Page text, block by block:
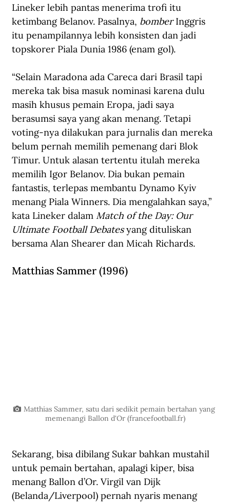
Lineker lebih pantas menerima trofi itu
ketimbang Belanov. Pasalnya, bomber Inggris
itu penampilannya lebih konsisten dan jadi
topskorer Piala Dunia 1986 (enam gol).
“Selain Maradona ada Careca dari Brasil tapi
mereka tak bisa masuk nominasi karena dulu
masih khusus pemain Eropa, jadi saya
berasumsi saya yang akan menang. Tetapi
voting-nya dilakukan para jurnalis dan mereka
belum pernah memilih pemenang dari Blok
Timur. Untuk alasan tertentu itulah mereka
memilih Igor Belanov. Dia bukan pemain
fantastis, terlepas membantu Dynamo Kyiv
menang Piala Winners. Dia mengalahkan saya,”
kata Lineker dalam Match of the Day: Our
Ultimate Football Debates yang dituliskan
bersama Alan Shearer dan Micah Richards.
Matthias Sammer (1996)
Matthias Sammer, satu dari sedikit pemain bertahan yang
memenangi Ballon d'Or (francefootball.fr)
Sekarang, bisa dibilang Sukar bahkan mustahil
untuk pemain bertahan, apalagi kiper, bisa
menang Ballon d’Or. Virgil van Dijk
(Belanda/Liverpool) pernah nyaris menang